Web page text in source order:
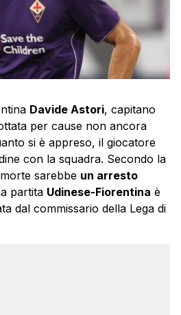
Davide Astori, capitano
per cause non ancora
si è appreso, il giocatore
con la squadra. Secondo la
sarebbe un arresto
partita Udinese-Fiorentina è
dal commissario della Lega di